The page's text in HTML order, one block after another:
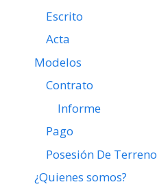
Escrito
Acta
Modelos
Contrato
Informe
Pago
Posesión De Terreno
¿Quienes somos?